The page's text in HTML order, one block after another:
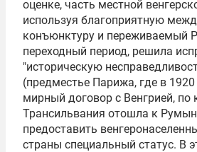
оценке, часть местной
используя благоприятную
конъюнктуру и переживаемый
переходный период, решила
"историческую
(предместье Парижа, где в
мирный договор с Венгрией, по
Трансильвания отошла к
предоставить
страны специальный статус. В